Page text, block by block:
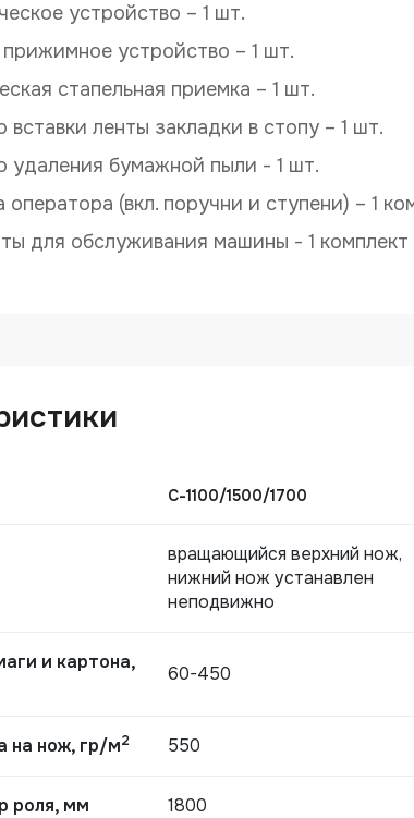
C
устройство – 1 шт.
устройство – 1 шт.
стапельная приемка – 1 шт.
вставки ленты закладки в стопу – 1 шт.
удаления бумажной пыли - 1 шт.
(вкл. поручни и ступени) – 1
для обслуживания машины - 1 комплект
С-1100/1500/1700
вращающийся верхний нож,
нижний нож устанавлен
неподвижно
и картона,
60-450
на нож, гр/м2 550
роля, мм 1800